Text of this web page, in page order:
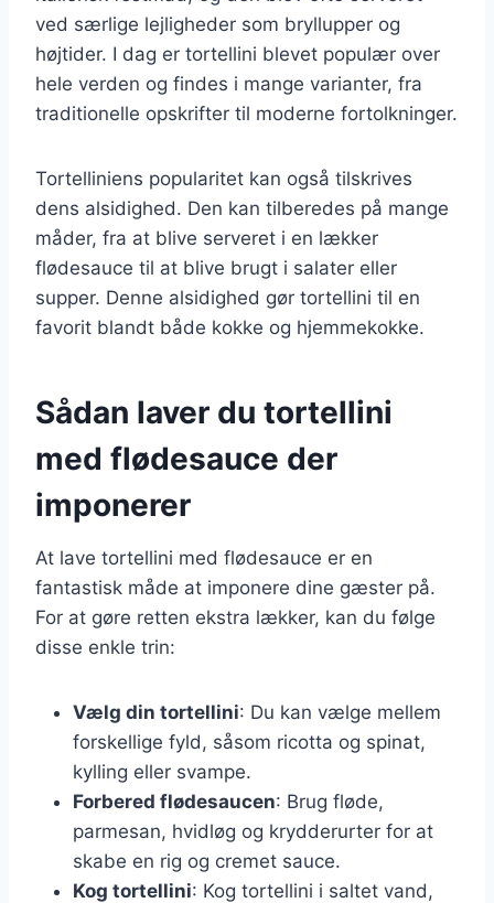
ved særlige lejligheder som bryllupper og
højtider. I dag er tortellini blevet populær over
hele verden og findes i mange varianter, fra
traditionelle opskrifter til moderne fortolkninger.
Tortelliniens popularitet kan også tilskrives
dens alsidighed. Den kan tilberedes på mange
måder, fra at blive serveret i en lækker
flødesauce til at blive brugt i salater eller
supper. Denne alsidighed gør tortellini til en
favorit blandt både kokke og hjemmekokke.
Sådan laver du tortellini
med flødesauce der
imponerer
At lave tortellini med flødesauce er en
fantastisk måde at imponere dine gæster på.
For at gøre retten ekstra lækker, kan du følge
disse enkle trin:
Vælg din tortellini: Du kan vælge mellem
forskellige fyld, såsom ricotta og spinat,
kylling eller svampe.
Forbered flødesaucen: Brug fløde,
parmesan, hvidløg og krydderurter for at
skabe en rig og cremet sauce.
Kog tortellini: Kog tortellini i saltet vand,